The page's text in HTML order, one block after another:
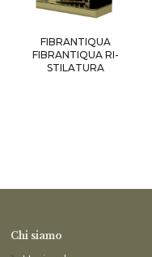
FIBRANTIQUA
FIBRANTIQUA RI-
STILATURA
Chi siamo